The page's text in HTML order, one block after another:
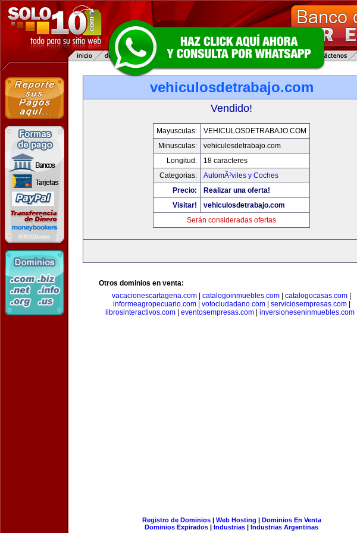
vehiculosdetrabajo.com
Vendido!
Mayusculas:
VEHICULOSDETRABAJO.COM
Minusculas:
vehiculosdetrabajo.com
Longitud:
18 caracteres
Categorias:
AutomÃ³viles y Coches
Precio:
Realizar una oferta!
Visitar!
vehiculosdetrabajo.com
Serán consideradas ofertas
Otros dominios en venta:
vacacionescartagena.com
catalogoinmuebles.com catalogocasas.com
informeagropecuario.com| votociudadano.com| serviciosempresas.com|
librosinteractivos.com| eventosempresas.com| inversioneseninmuebles.com|
Registro de Dominios| Web Hosting | Dominios En Venta
Dominios Expirados | Industrias | Industrias Argentinas